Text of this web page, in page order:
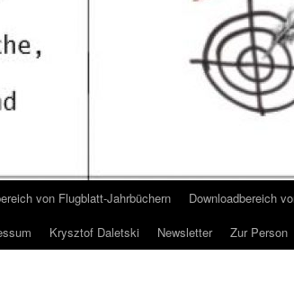
von Flugblatt-Jahrbüchern
Downloadbereich
Krysztof Daletski Newsletter Zur Person